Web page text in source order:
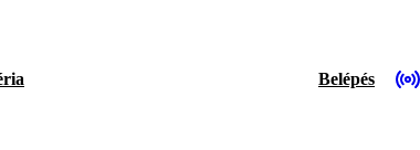
Belépés